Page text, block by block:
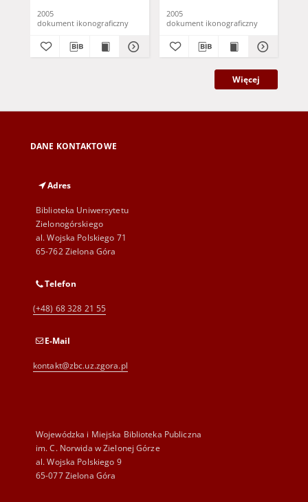
2005
dokument ikonograficzny
2005
dokument ikonograficzny
Więcej
DANE KONTAKTOWE
Adres
Biblioteka Uniwersytetu
Zielonogórskiego
al. Wojska Polskiego 71
65-762 Zielona Góra
Telefon
(+48) 68 328 21 55
E-Mail
kontakt@zbc.uz.zgora.pl
Wojewódzka i Miejska Biblioteka Publiczna
im. C. Norwida w Zielonej Górze
al. Wojska Polskiego 9
65-077 Zielona Góra